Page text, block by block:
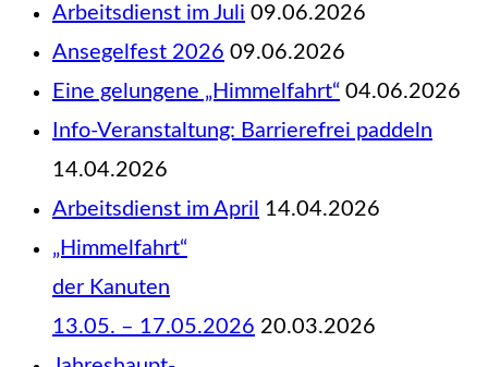
Arbeitsdienst im Juli 09.06.2026
Ansegelfest 2026 09.06.2026
Eine gelungene „Himmelfahrt“ 04.06.2026
Info-Veranstaltung: Barrierefrei paddeln
14.04.2026
Arbeitsdienst im April 14.04.2026
„Himmelfahrt“
der Kanuten
13.05. – 17.05.2026 20.03.2026